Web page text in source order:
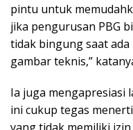
pintu untuk
jika pengurusan PBG
tidak bingung saat
gambar teknis,”
Ia juga mengapresiasi
ini cukup tegas